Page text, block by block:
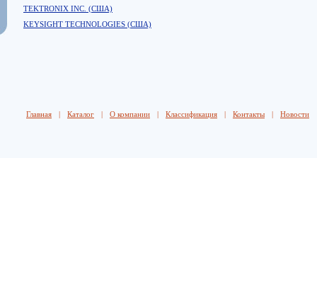
TEKTRONIX INC. (США)
KEYSIGHT TECHNOLOGIES (США)
Главная | Каталог | О компании | Классификация | Контакты | Новости